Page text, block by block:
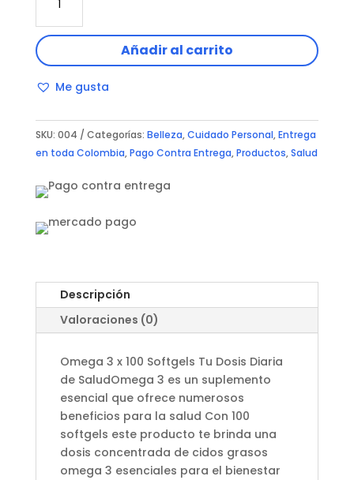
X
100
Softgels
cantidad
Añadir al carrito
Me gusta
SKU: 004 Categorías: Belleza,Cuidado Personal,Entrega
en toda Colombia,Pago Contra Entrega,Productos,Salud
Descripción
Valoraciones (0)
Omega 3 x 100 Softgels Tu Dosis Diaria
de SaludOmega 3 es un suplemento
esencial que ofrece numerosos
beneficios para la salud Con 100
softgels este producto te brinda una
dosis concentrada de cidos grasos
omega 3 esenciales para el bienestar